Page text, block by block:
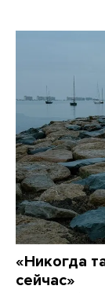
«Никогда
сейчас»